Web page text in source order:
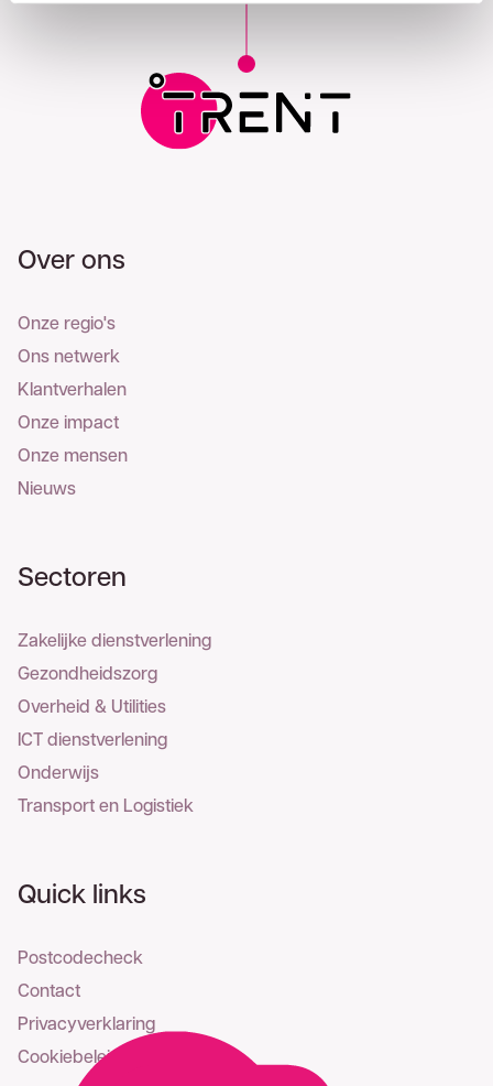
Over ons
Onze regio's
Ons netwerk
Klantverhalen
Onze impact
Onze mensen
Nieuws
Sectoren
Zakelijke dienstverlening
Gezondheidszorg
Overheid & Utilities
ICT dienstverlening
Onderwijs
Transport en Logistiek
Quick links
Postcodecheck
Contact
Privacyverklaring
Cookiebeleid